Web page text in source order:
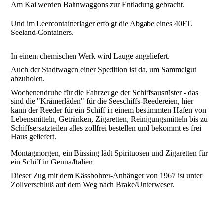
Am Kai werden Bahnwaggons zur Entladung gebracht.
Und im Leercontainerlager erfolgt die Abgabe eines 40FT.
Seeland-Containers.
In einem chemischen Werk wird Lauge angeliefert.
Auch der Stadtwagen einer Spedition ist da, um Sammelgut
abzuholen.
Wochenendruhe für die Fahrzeuge der Schiffsausrüster - das
sind die "Krämerläden" für die Seeschiffs-Reedereien, hier
kann der Reeder für ein Schiff in einem bestimmten Hafen von
Lebensmitteln, Getränken, Zigaretten, Reinigungsmitteln bis zu
Schiffsersatzteilen alles zollfrei bestellen und bekommt es frei
Haus geliefert.
Montagmorgen, ein Büssing lädt Spirituosen und Zigaretten für
ein Schiff in Genua/Italien.
Dieser Zug mit dem Kässbohrer-Anhänger von 1967 ist unter
Zollverschluß auf dem Weg nach Brake/Unterweser.